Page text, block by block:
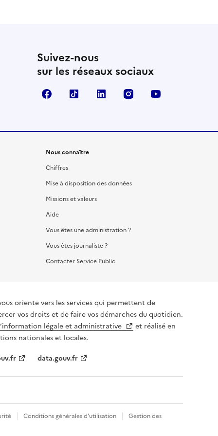
Suivez-nous
sur les réseaux sociaux
FacebookTikTok LinkedIn Instagram
Nous connaître
Chiffres
Mise à disposition des données
Missions et valeurs
Aide
Vous êtes une administration ?
Vous êtes journaliste ?
Contacter Service Public
oriente vers les services qui permettent de
vos droits et de faire vos démarches du quotidien.
légale et administrative
et réalisé en
nationales et locales.
data.gouv.fr
Conditions générales d'utilisation
Gestion des